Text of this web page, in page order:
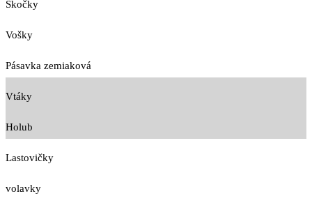
Skočky
Vošky
Pásavka zemiaková
Vtáky
Holub
Lastovičky
volavky